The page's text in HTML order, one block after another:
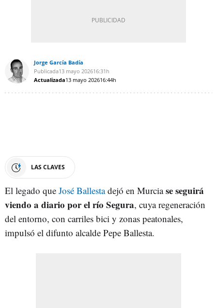
Jorge García Badía
Publicada13 mayo 202616:31h
Actualizada13 mayo 202616:44h
LAS CLAVES
El legado que José Ballestadejó en Murciase seguirá
viendo a diario por el río Segura, cuya regeneración
del entorno, con carriles bici y zonas peatonales,
impulsó el difunto alcalde Pepe Ballesta.